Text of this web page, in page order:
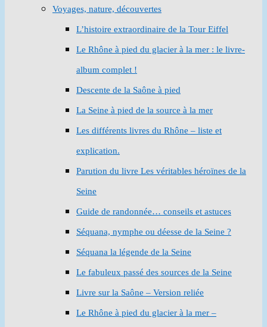
Voyages, nature, découvertes
L’histoire extraordinaire de la Tour Eiffel
Le Rhône à pied du glacier à la mer : le livre-
album complet !
Descente de la Saône à pied
La Seine à pied de la source à la mer
Les différents livres du Rhône – liste et
explication.
Parution du livre Les véritables héroïnes de la
Seine
Guide de randonnée… conseils et astuces
Séquana, nymphe ou déesse de la Seine ?
Séquana la légende de la Seine
Le fabuleux passé des sources de la Seine
Livre sur la Saône – Version reliée
Le Rhône à pied du glacier à la mer –